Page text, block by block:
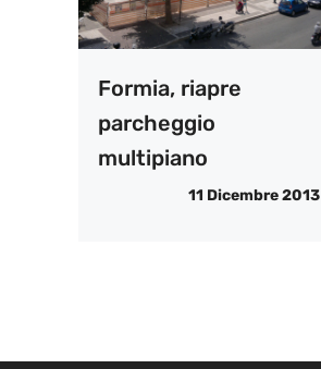
Formia, riapre
parcheggio
multipiano
11 Dicembre 2013